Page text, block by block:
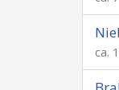
ca.